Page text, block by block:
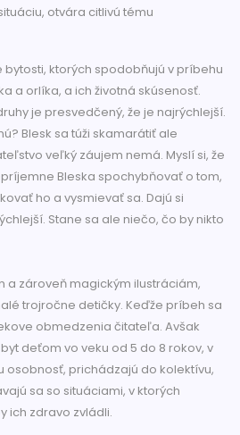
otvára citlivú tému
bytosti, ktorých spodobňujú v príbehu
a orlíka, a ich životná skúsenosť.
je presvedčený, že je najrýchlejší.
Blesk sa túži skamarátiť ale
veľký záujem nemá. Myslí si, že
Bleska spochybňovať o tom,
ho a vysmievať sa. Dajú si
Stane sa ale niečo, čo by nikto
a zároveň magickým ilustráciám,
trojročne detičky. Keďže príbeh sa
obmedzenia čitateľa. Avšak
deťom vo veku od 5 do 8 rokov, v
osobnosť, prichádzajú do kolektívu,
sa so situáciami, v ktorých
ich zdravo zvládli.